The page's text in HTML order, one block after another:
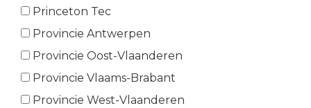
Princeton Tec
Provincie Antwerpen
Provincie Oost-Vlaanderen
Provincie Vlaams-Brabant
Provincie West-Vlaanderen